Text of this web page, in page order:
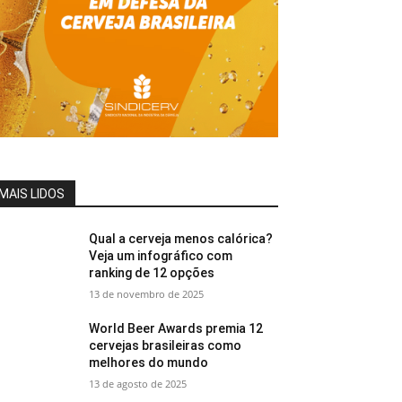
LIDOS
Qual a cerveja menos calórica?
Veja um infográfico com
ranking de 12 opções
13 de novembro de 2025
World Beer Awards premia 12
cervejas brasileiras como
melhores do mundo
13 de agosto de 2025